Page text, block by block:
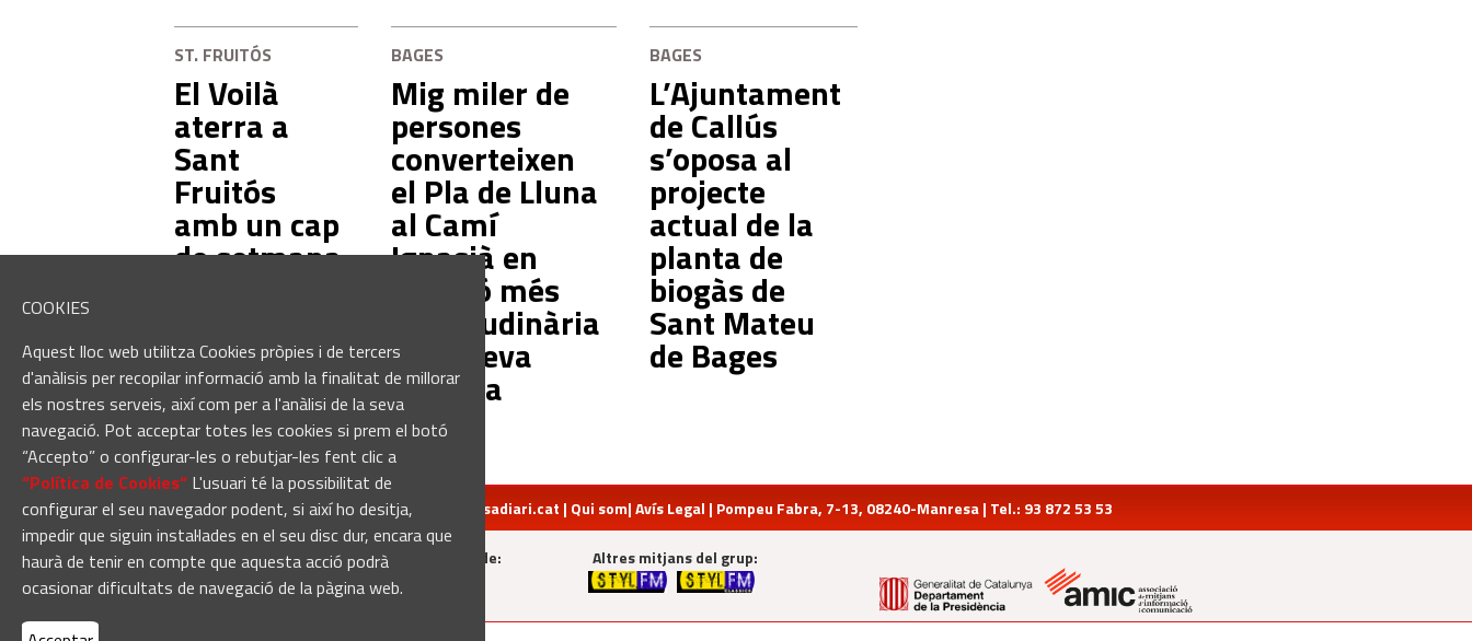
COOKIES
Aquest lloc web utilitza Cookies pròpies i de tercers
d'anàlisis per recopilar informació amb la finalitat de millorar
els nostres serveis, així com per a l'anàlisi de la seva
navegació. Pot acceptar totes les cookies si prem el botó
“Accepto” o configurar-les o rebutjar-les fent clic a
“Política de Cookies“ L'usuari té la possibilitat de
configurar el seu navegador podent, si així ho desitja,
impedir que siguin instal·lades en el seu disc dur, encara que
haurà de tenir en compte que aquesta acció podrà
ocasionar dificultats de navegació de la pàgina web.
ST. FRUITÓS
El Voilà
aterra a
Sant
Fruitós
amb un cap
de setmana
BAGES
Mig miler de
persones
converteixen
el Pla de Lluna
al Camí
Ignasià en
l'edició més
multitudinària
de la seva
història
BAGES
L’Ajuntament
de Callús
s’oposa al
projecte
actual de la
planta de
biogàs de
Sant Mateu
de Bages
redaccio@manresadiari.cat | Qui som|Avís Legal | Pompeu Fabra, 7-13, 08240-Manresa | Tel.: 93 872 53 53
Manresadiari.cat és un producte de: Altres mitjans del grup: